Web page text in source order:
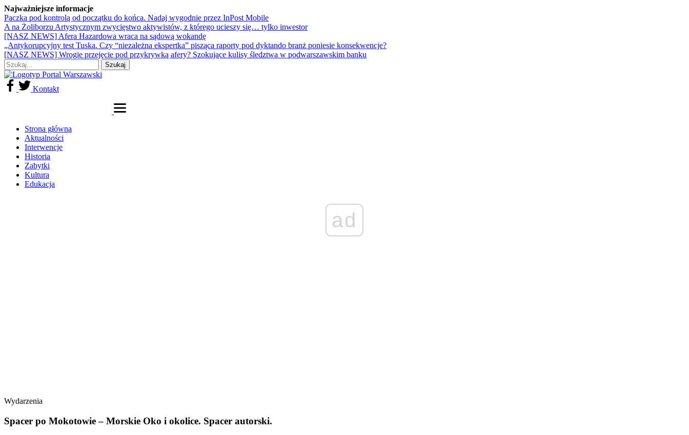
Najważniejsze informacje
Paczka pod kontrolą od początku do końca. Nadaj wygodnie przez InPost Mobile
A na Żoliborzu Artystycznym zwycięstwo aktywistów, z którego ucieszy się… tylko inwestor
[NASZ NEWS] Afera Hazardowa wraca na sądową wokandę
„Antykorupcyjny test Tuska. Czy “niezależna ekspertka” pisząca raporty pod dyktando branż poniesie konsekwencje?
[NASZ NEWS] Wrogie przejęcie pod przykrywką afery? Szokujące kulisy śledztwa w podwarszawskim banku
Kontakt
Strona główna
Aktualności
Interwencje
Historia
Zabytki
Kultura
Edukacja
ad
Wydarzenia
Spacer po Mokotowie – Morskie Oko i okolice. Spacer autorski.